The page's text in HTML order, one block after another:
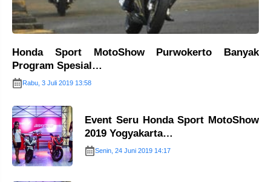
Honda Sport MotoShow Purwokerto Banyak
Program Spesial…
Rabu, 3 Juli 2019 13:58
Event Seru Honda Sport MotoShow
2019 Yogyakarta…
Senin, 24 Juni 2019 14:17